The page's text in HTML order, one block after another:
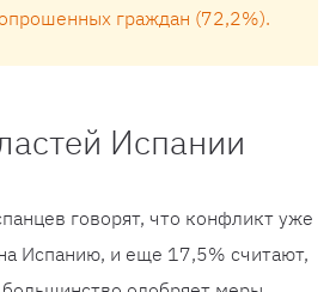
граждан (72,2%).
Испании
говорят, что конфликт уже
Испанию, и еще 17,5% считают,